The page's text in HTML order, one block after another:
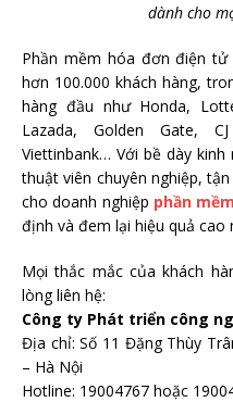
dành cho
Phần mềm hóa đơn điện
hơn 100.000 khách hàng,
hàng đầu như Honda,
Lazada, Golden Gate,
Viettinbank… Với bề dày
thuật viên chuyên nghiệp,
cho doanh nghiệp phần
định và đem lại hiệu quả cao
Mọi thắc mắc của khách
lòng liên hệ:
Công ty Phát triển công
Địa chỉ: Số 11 Đặng Thùy
– Hà Nội
Hotline: 19004767 hoặc